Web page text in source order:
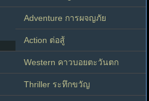
Adventure การผจญภัย
Action ต่อสู้
Western คาวบอยตะวันตก
Thriller ระทึกขวัญ